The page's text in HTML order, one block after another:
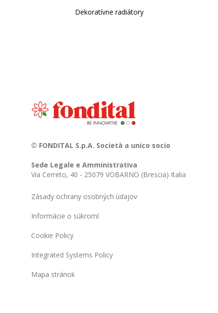
Dekoratívne radiátory
© FONDITAL S.p.A. Società a unico socio
Sede Legale e Amministrativa
Via Cerreto, 40 - 25079 VOBARNO (Brescia) Italia
Zásady ochrany osobných údajov
Informácie o súkromí
Cookie Policy
Integrated Systems Policy
Mapa stránok